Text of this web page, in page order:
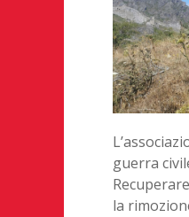
guerra
la